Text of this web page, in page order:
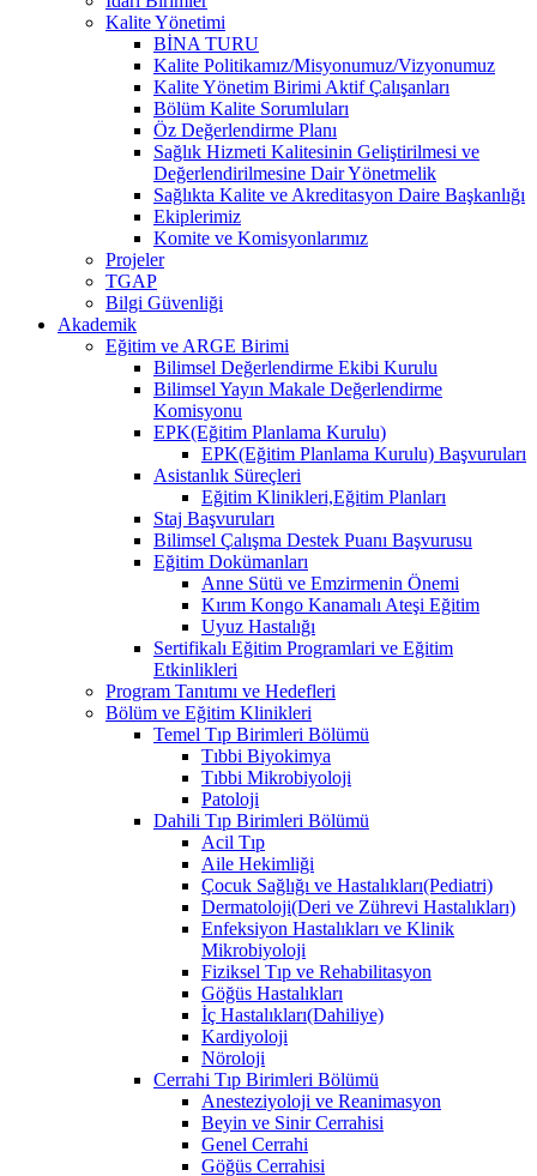
Kalite Yönetimi
BİNA TURU
Kalite Politikamız/Misyonumuz/Vizyonumuz
Kalite Yönetim Birimi Aktif Çalışanları
Bölüm Kalite Sorumluları
Öz Değerlendirme Planı
Sağlık Hizmeti Kalitesinin Geliştirilmesi ve
Değerlendirilmesine Dair Yönetmelik
Sağlıkta Kalite ve Akreditasyon Daire Başkanlığı
Ekiplerimiz
Komite ve Komisyonlarımız
Projeler
TGAP
Bilgi Güvenliği
Akademik
Eğitim ve ARGE Birimi
Bilimsel Değerlendirme Ekibi Kurulu
Bilimsel Yayın Makale Değerlendirme
Komisyonu
EPK(Eğitim Planlama Kurulu)
EPK(Eğitim Planlama Kurulu) Başvuruları
Asistanlık Süreçleri
Eğitim Klinikleri,Eğitim Planları
Staj Başvuruları
Bilimsel Çalışma Destek Puanı Başvurusu
Eğitim Dokümanları
​Anne Sütü ve Emzirmenin Önemi
Kırım Kongo Kanamalı Ateşi Eğitim
Uyuz Hastalığı
Sertifikalı Eğitim Programlari ve Eğitim
Etkinlikleri
Program Tanıtımı ve Hedefleri
Bölüm ve Eğitim Klinikleri
Temel Tıp Birimleri Bölümü
Tıbbi Biyokimya
Tıbbi Mikrobiyoloji
Patoloji
Dahili Tıp Birimleri Bölümü
Acil Tıp
Aile Hekimliği
Çocuk Sağlığı ve Hastalıkları(Pediatri)
Dermatoloji(Deri ve Zührevi Hastalıkları)
Enfeksiyon Hastalıkları ve Klinik
Mikrobiyoloji
Fiziksel Tıp ve Rehabilitasyon
Göğüs Hastalıkları
İç Hastalıkları(Dahiliye)
Kardiyoloji
Nöroloji
Cerrahi Tıp Birimleri Bölümü
Anesteziyoloji ve Reanimasyon
Beyin ve Sinir Cerrahisi
Genel Cerrahi
Göğüs Cerrahisi